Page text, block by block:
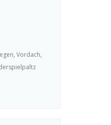
Vordach,